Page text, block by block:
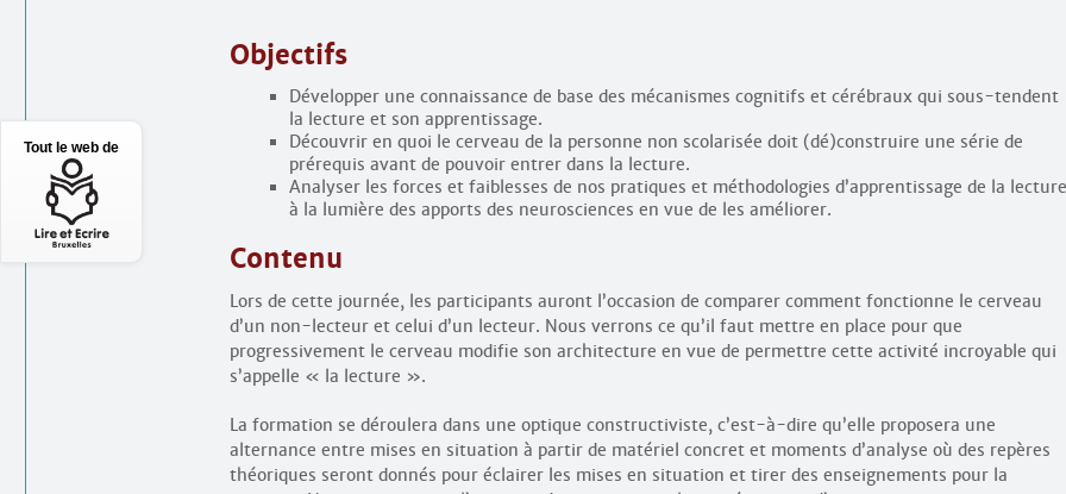
Objectifs
Développer une connaissance de base des mécanismes cognitifs et cérébraux qui sous-tendent
la lecture et son apprentissage.
Découvrir en quoi le cerveau de la personne non scolarisée doit (dé)construire une série de
prérequis avant de pouvoir entrer dans la lecture.
Analyser les forces et faiblesses de nos pratiques et méthodologies d’apprentissage de la lecture
à la lumière des apports des neurosciences en vue de les améliorer.
Contenu
Lors de cette journée, les participants auront l’occasion de comparer comment fonctionne le cerveau
d’un non-lecteur et celui d’un lecteur. Nous verrons ce qu’il faut mettre en place pour que
progressivement le cerveau modifie son architecture en vue de permettre cette activité incroyable qui
s’appelle « la lecture ».
La formation se déroulera dans une optique constructiviste, c’est-à-dire qu’elle proposera une
alternance entre mises en situation à partir de matériel concret et moments d’analyse où des repères
théoriques seront donnés pour éclairer les mises en situation et tirer des enseignements pour la
Tout le web de